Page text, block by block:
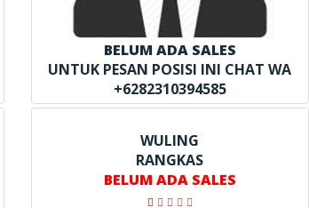
BELUM ADA SALES
UNTUK PESAN POSISI INI CHAT WA
+6282310394585
WULING
RANGKAS
BELUM ADA SALES